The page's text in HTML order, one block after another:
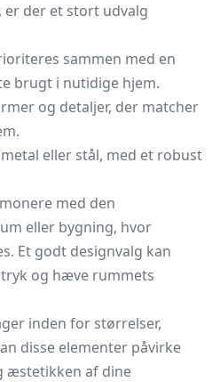
er der et stort udvalg
sammen med en
brugt i nutidige hjem.
og detaljer, der matcher
eller stål, med et robust
med den
eller bygning, hvor
Et godt designvalg kan
og hæve rummets
inden for størrelser,
disse elementer påvirke
æstetikken af dine